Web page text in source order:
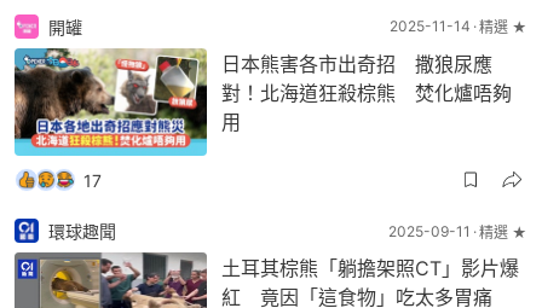
開罐 2025-11-14 精選 ★
日本熊害各市出奇招 撒狼尿應
對！北海道狂殺棕熊 焚化爐唔夠
用
17
環球趣聞 2025-09-11 精選 ★
土耳其棕熊「躺擔架照CT」影片爆
紅 竟因「這食物」吃太多胃痛